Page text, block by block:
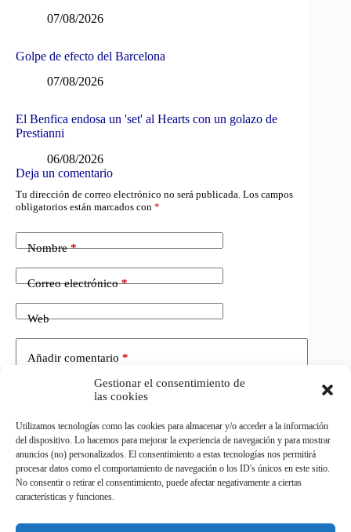
Gestionar el consentimiento de
las cookies
Utilizamos tecnologías como las cookies para almacenar y/o acceder a la información
del dispositivo. Lo hacemos para mejorar la experiencia de navegación y para mostrar
anuncios (no) personalizados. El consentimiento a estas tecnologías nos permitirá
procesar datos como el comportamiento de navegación o los ID's únicos en este sitio.
No consentir o retirar el consentimiento, puede afectar negativamente a ciertas
características y funciones.
07/08/2026
Golpe de efecto del Barcelona
07/08/2026
El Benfica endosa un 'set' al Hearts con un golazo de
Prestianni
06/08/2026
Deja un comentario
Tu dirección de correo electrónico no será publicada. Los campos
obligatorios están marcados con *
Nombre*
Correo electrónico*
Web
Añadir comentario *
Publicar el comentario